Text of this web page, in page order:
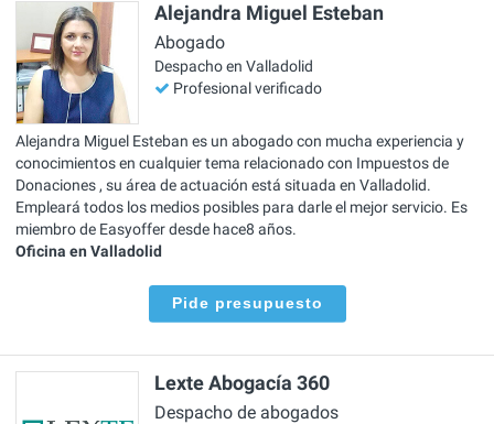
Alejandra Miguel Esteban
Abogado
Despacho en Valladolid
Profesional verificado
Alejandra Miguel Esteban es un abogado con mucha experiencia y
conocimientos en cualquier tema relacionado con Impuestos de
Donaciones , su área de actuación está situada en Valladolid.
Empleará todos los medios posibles para darle el mejor servicio. Es
miembro de Easyoffer desde hace8 años.
Oficina en Valladolid
Pide presupuesto
Lexte Abogacía 360
Despacho de abogados